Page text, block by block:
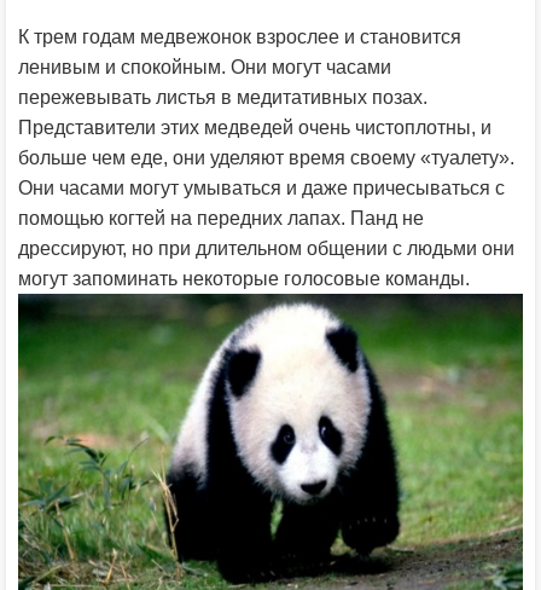
К трем годам медвежонок взрослее и становится
ленивым и спокойным. Они могут часами
пережевывать листья в медитативных позах.
Представители этих медведей очень чистоплотны, и
больше чем еде, они уделяют время своему «туалету».
Они часами могут умываться и даже причесываться с
помощью когтей на передних лапах. Панд не
дрессируют, но при длительном общении с людьми они
могут запоминать некоторые голосовые команды.